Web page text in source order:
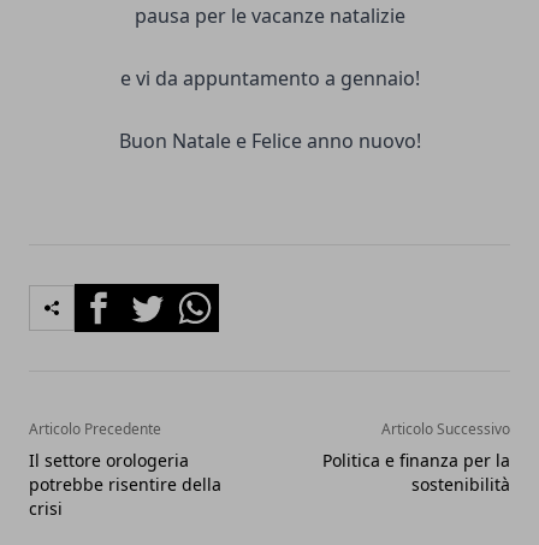
pausa per le vacanze natalizie
e vi da appuntamento a gennaio!
Buon Natale e Felice anno nuovo!
FacebookTwitterWhatsapp
Articolo Precedente
Il settore orologeria
potrebbe risentire della
crisi
Articolo Successivo
Politica e finanza per la
sostenibilità